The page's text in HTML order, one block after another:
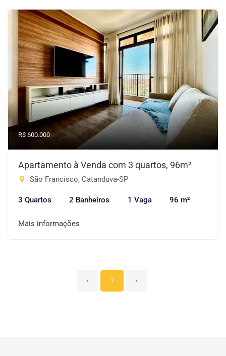
R$ 600.000
Apartamento à Venda com 3 quartos, 96m²
São Francisco, Catanduva-SP
3 Quartos 2 Banheiros 1 Vaga 96 m²
Mais informações
‹ 1 ›